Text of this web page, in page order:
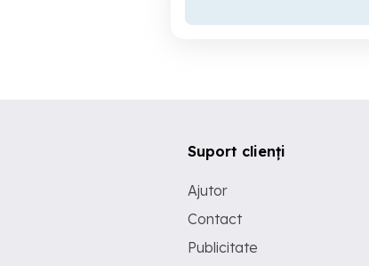
Suport clienți
Ajutor
Contact
Publicitate